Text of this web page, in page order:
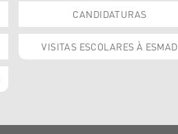
CANDIDATURAS
VISITAS ESCOLARES À ESMAD